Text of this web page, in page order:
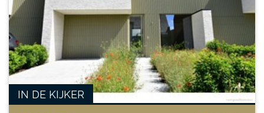
IN DE KIJKER